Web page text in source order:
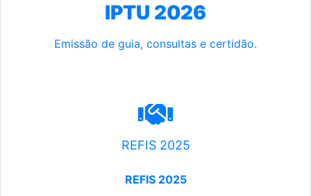
IPTU 2026
Emissão de guia, consultas e certidão.
REFIS 2025
REFIS 2025